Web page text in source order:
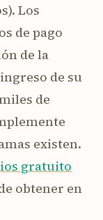
Los
de pago
de la
de su
de
existen.
gratuito
obtener en